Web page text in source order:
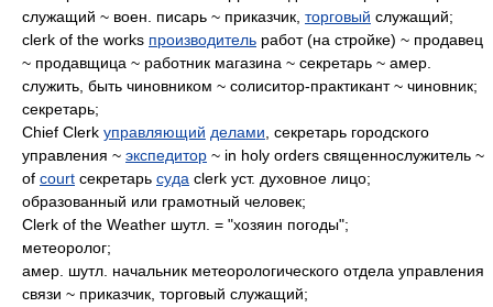
служащий ~ воен. писарь ~ приказчик, торговый служащий;
clerk of the works производитель работ (на стройке) ~ продавец
~ продавщица ~ работник магазина ~ секретарь ~ амер.
служить, быть чиновником ~ солиситор-практикант ~ чиновник;
секретарь;
Chief Clerk управляющий делами , секретарь городского
управления ~ экспедитор ~ in holy orders священнослужитель ~
of court секретарь суда clerk уст. духовное лицо;
образованный или грамотный человек;
Clerk of the Weather шутл. = "хозяин погоды";
метеоролог;
амер. шутл. начальник метеорологического отдела управления
связи ~ приказчик, торговый служащий;